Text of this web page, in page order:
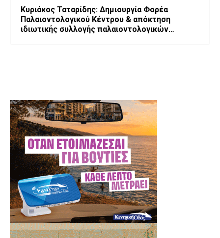
Κυριάκος Ταταρίδης: Δημιουργία Φορέα
Παλαιοντολογικού Κέντρου & απόκτηση
ιδιωτικής συλλογής παλαιοντολογικών